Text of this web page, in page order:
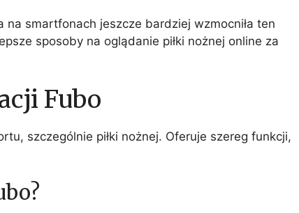
smartfonach jeszcze bardziej wzmocniła ten
sposoby na oglądanie piłki nożnej online za
Fubo
szczególnie piłki nożnej. Oferuje szereg funkcji,